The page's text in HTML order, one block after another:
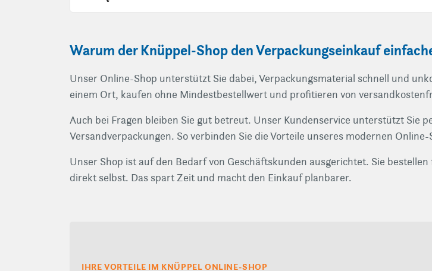
Warum der Knüppel-Shop den Verpackungseinkauf
Unser Online-Shop unterstützt Sie dabei, Verpackungsmaterial schnell und
einem Ort, kaufen ohne Mindestbestellwert und profitieren von
Auch bei Fragen bleiben Sie gut betreut. Unser Kundenservice unterstützt Sie
Versandverpackungen. So verbinden Sie die Vorteile unseres modernen
Unser Shop ist auf den Bedarf von Geschäftskunden ausgerichtet. Sie
direkt selbst. Das spart Zeit und macht den Einkauf planbarer.
IHRE VORTEILE IM KNÜPPEL ONLINE-SHOP